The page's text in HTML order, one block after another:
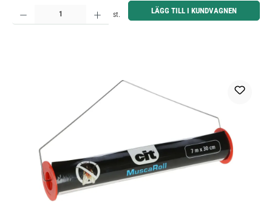
Produktkvantitet: Ange önskat belopp eller använd knapparna för att öka eller minska kvantiteten.
st. LÄGG TILL I KUNDVAGNEN